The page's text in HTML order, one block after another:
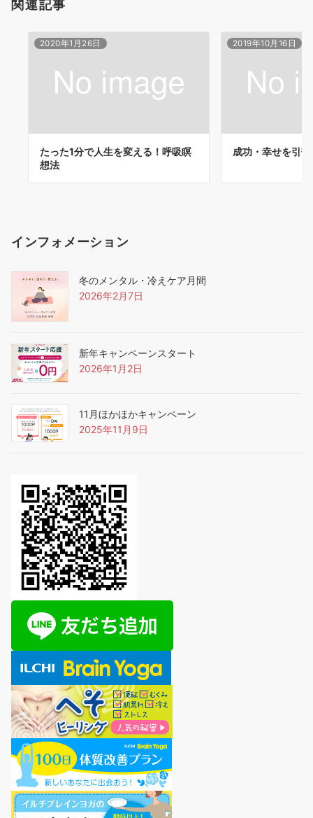
関連記事
2020年1月26日
たった1分で人生を変える！呼吸瞑
想法
2019年10月16日
成功・幸せを引
インフォメーション
冬のメンタル・冷えケア月間
2026年2月7日
新年キャンペーンスタート
2026年1月2日
11月ほかほかキャンペーン
2025年11月9日